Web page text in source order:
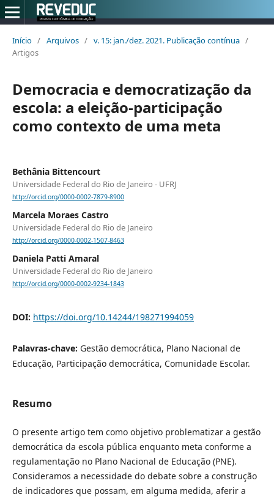
Início / Arquivos / v. 15: jan./dez. 2021. Publicação contínua /
Artigos
Democracia e democratização da
escola: a eleição-participação
como contexto de uma meta
Bethânia Bittencourt
Universidade Federal do Rio de Janeiro - UFRJ
http://orcid.org/0000-0002-7879-8900
Marcela Moraes Castro
Universidade Federal do Rio de Janeiro
http://orcid.org/0000-0002-1507-8463
Daniela Patti Amaral
Universidade Federal do Rio de Janeiro
http://orcid.org/0000-0002-9234-1843
DOI: https://doi.org/10.14244/198271994059
Palavras-chave: Gestão democrática, Plano Nacional de
Educação, Participação democrática, Comunidade Escolar.
Resumo
O presente artigo tem como objetivo problematizar a gestão
democrática da escola pública enquanto meta conforme a
regulamentação no Plano Nacional de Educação (PNE).
Consideramos a necessidade do debate sobre a construção
de indicadores que possam, em alguma medida, aferir a